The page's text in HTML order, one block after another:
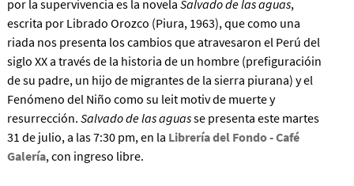
por la supervivencia es la novela Salvado de las aguas,
escrita por Librado Orozco (Piura, 1963), que como una
riada nos presenta los cambios que atravesaron el Perú del
siglo XX a través de la historia de un hombre (prefiguracióin
de su padre, un hijo de migrantes de la sierra piurana) y el
Fenómeno del Niño como su leit motiv de muerte y
resurrección. Salvado de las aguasse presenta este martes
31 de julio, a las 7:30 pm, en la Librería del Fondo - Café
Galería, con ingreso libre.